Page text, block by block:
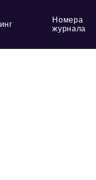
Номера
журнала